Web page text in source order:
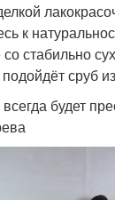
к
стабильно
сруб
будет